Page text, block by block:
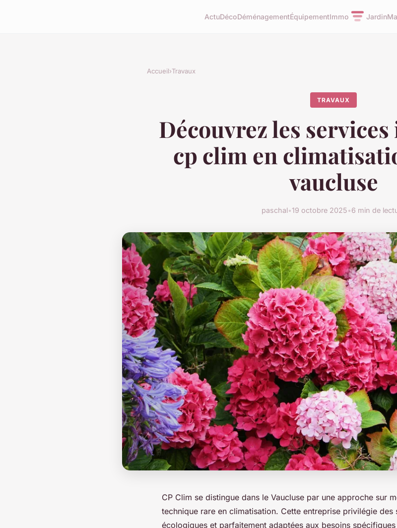
ActuDécoDéménagementÉquipementImmo Jardin
Accueil›Travaux
TRAVAUX
Découvrez les services
cp clim en
vaucluse
paschal•19 octobre 2025•6 min de
CP Clim se distingue dans le Vaucluse par une approche sur
technique rare en climatisation. Cette entreprise privilégie des
écologiques et parfaitement adaptées aux besoins